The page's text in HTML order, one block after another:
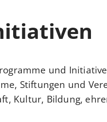
und
Stiftungen und
Kultur, Bildung,